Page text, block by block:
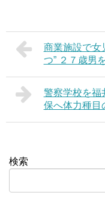
商業施設で女
つ” ２７歳男
警察学校を福
保へ体力種目
検索